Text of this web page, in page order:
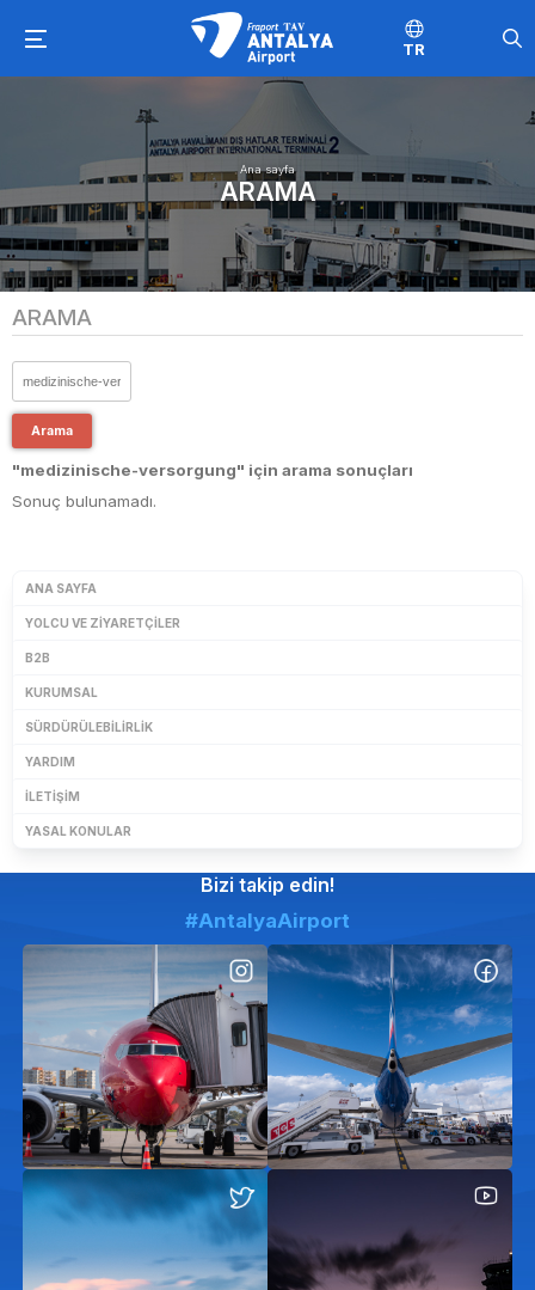
TR
Ana sayfa
ARAMA
ARAMA
Arama
"medizinische-versorgung" için arama sonuçları
Sonuç bulunamadı.
ANA SAYFA
YOLCU VE ZIYARETÇILER
B2B
KURUMSAL
SÜRDÜRÜLEBILIRLIK
YARDIM
İLETIŞIM
YASAL KONULAR
Bizi takip edin!
#AntalyaAirport